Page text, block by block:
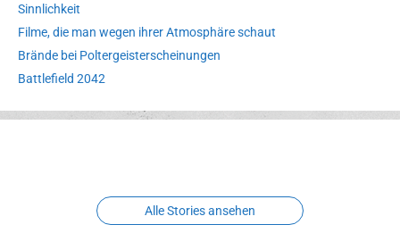
Sinnlichkeit
Filme, die man wegen ihrer Atmosphäre schaut
Brände bei Poltergeisterscheinungen
Battlefield 2042
Erlebnispark
Verbotene
Alle Stories ansehen